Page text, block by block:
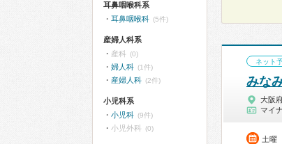
ネット
みな
大阪
マイ
土曜
耳鼻咽喉科系
耳鼻咽喉科 (5件)
産婦人科系
産科 (0)
婦人科 (1件)
産婦人科 (2件)
小児科系
小児科 (9件)
小児外科 (0)